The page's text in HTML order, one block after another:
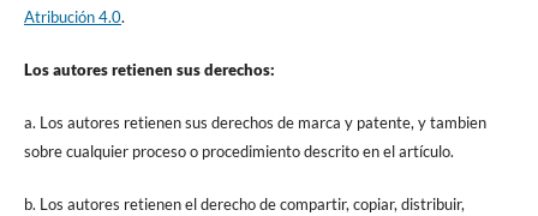
Atribución 4.0.
Los autores retienen sus derechos:
a. Los autores retienen sus derechos de marca y patente, y tambien
sobre cualquier proceso o procedimiento descrito en el artículo.
b. Los autores retienen el derecho de compartir, copiar, distribuir,